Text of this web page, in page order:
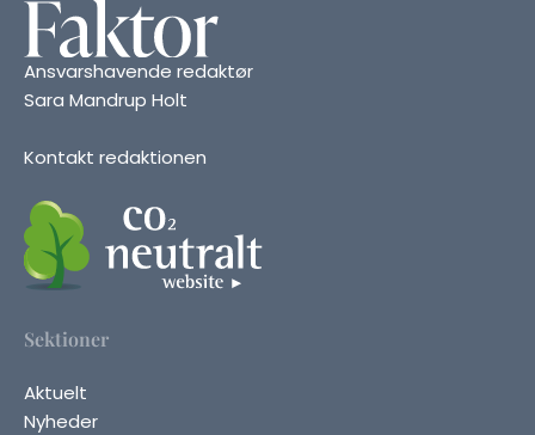
Ansvarshavende redaktør
Sara Mandrup Holt
Kontakt redaktionen
Sektioner
Aktuelt
Nyheder